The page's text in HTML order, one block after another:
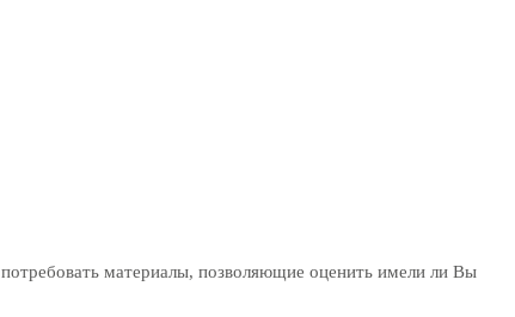
материалы, позволяющие оценить имели ли Вы